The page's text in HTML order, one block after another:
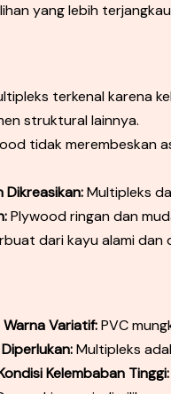
yang lebih
terkenal karena
struktural lainnya.
tidak merembeskan
Dikreasikan:Multipleks
Plywood ringan dan
dari kayu alami dan
Variatif:PVC
Multipleks
Kelembaban Tinggi: